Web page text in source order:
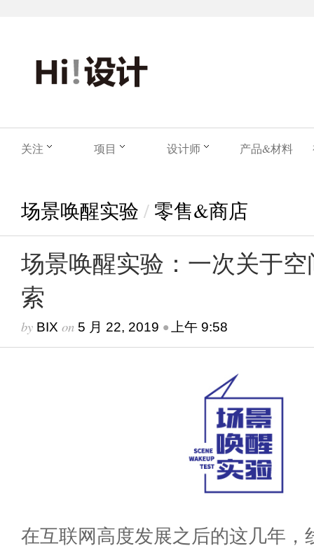
关注 项目 设计师 产品&材料
场景唤醒实验 / 零售&商店
场景唤醒实验：一次关于
索
by BIX on 5 月 22, 2019 • 上午 9:58
在互联网高度发展之后的这几年，